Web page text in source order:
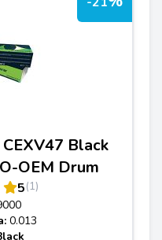
Black
OEM Drum
5(1)
0.013